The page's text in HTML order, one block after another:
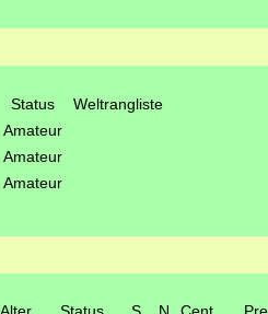
Status Weltrangliste
Amateur
Amateur
Amateur